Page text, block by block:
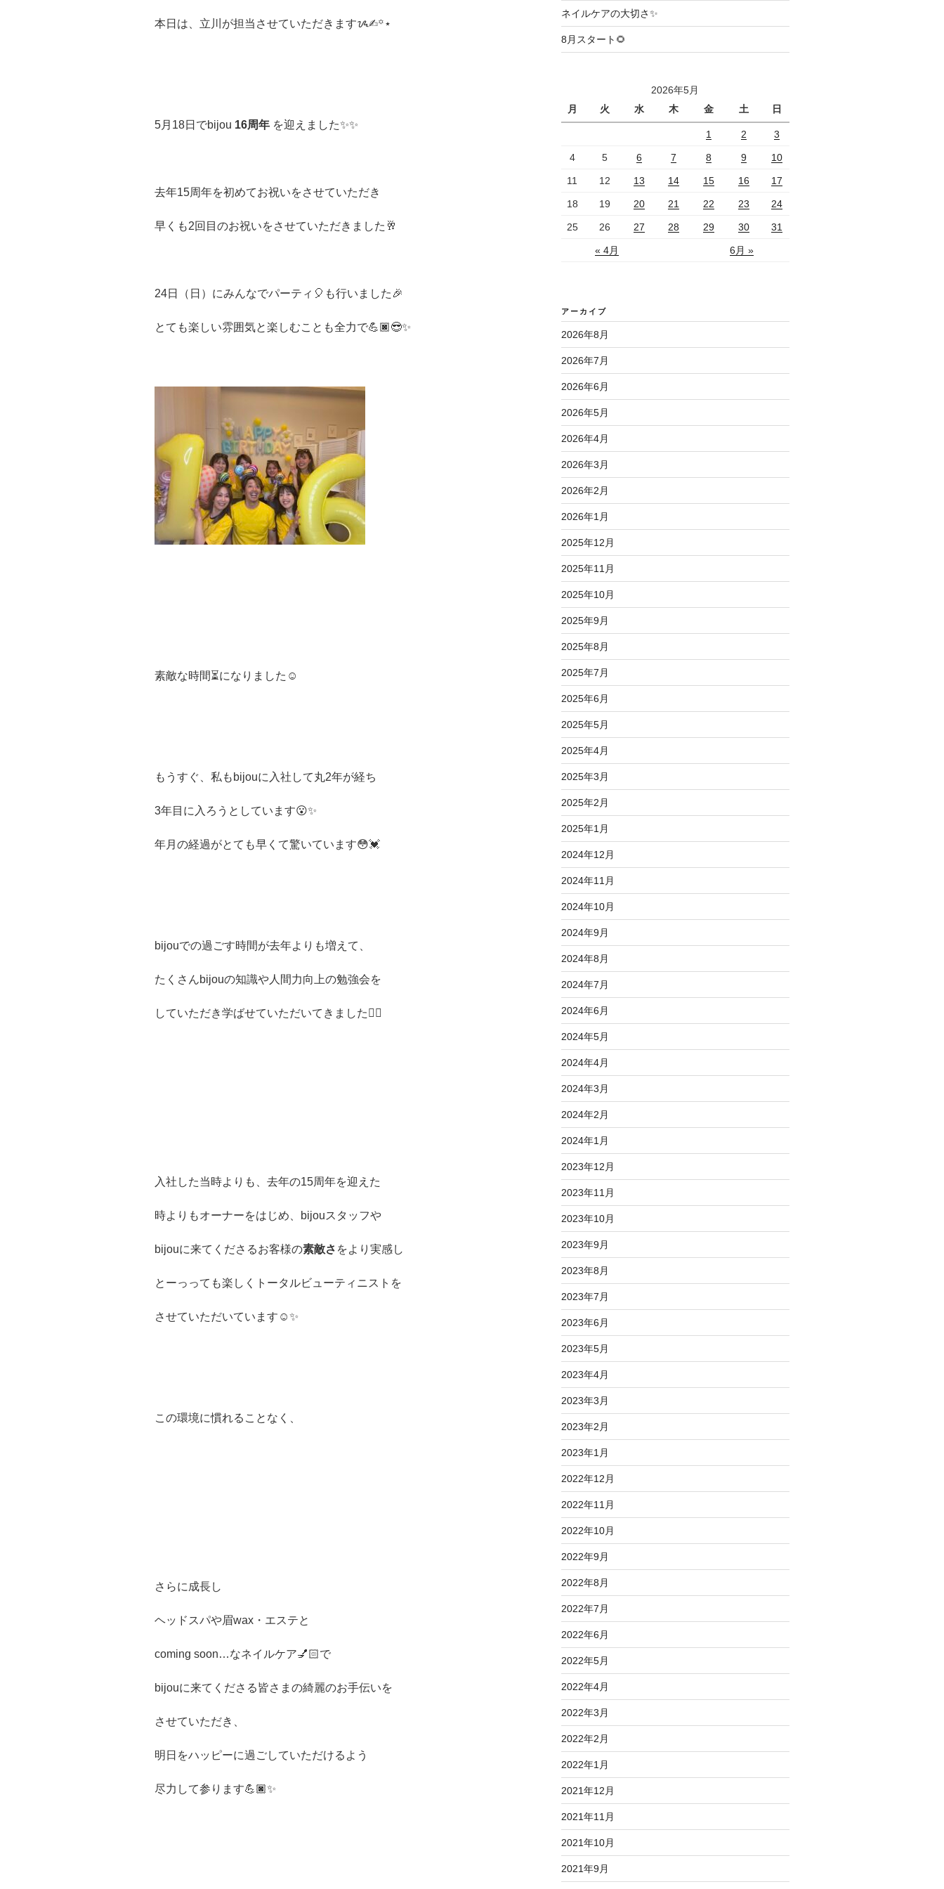
本日は、立川が担当させていただきますᝰ✍︎꙳⋆
5月18日でbijou 16周年 を迎えました✨✨
去年15周年を初めてお祝いをさせていただき
早くも2回目のお祝いをさせていただきました🥂
24日（日）にみんなでパーティ🎈も行いました🎉
とても楽しい雰囲気と楽しむことも全力で💪🏿😎✨
素敵な時間⏳になりました☺️
もうすぐ、私もbijouに入社して丸2年が経ち
3年目に入ろうとしています😮✨
年月の経過がとても早くて驚いています😳💓
bijouでの過ごす時間が去年よりも増えて、
たくさんbijouの知識や人間力向上の勉強会を
していただき学ばせていただいてきました✍🏻
入社した当時よりも、去年の15周年を迎えた
時よりもオーナーをはじめ、bijouスタッフや
bijouに来てくださるお客様の素敵さ をより実感し
とーっっても楽しくトータルビューティニストを
させていただいています☺️✨
この環境に慣れることなく、
さらに成長し
ヘッドスパや眉wax・エステと
coming soon…なネイルケア💅🏻で
bijouに来てくださる皆さまの綺麗のお手伝いを
させていただき、
明日をハッピーに過ごしていただけるよう
尽力して参ります💪🏿✨
ネイルケアの大切さ✨
8月スタート🌻
2026年5月
月
火 水 木 金 土 日
« 4月 6月 »
1 2 3
4 5 6 7 8 9 10
11 12 13 14 15 16 17
18 19 20 21 22 23 24
25 26 27 28 29 30 31
アーカイブ
2026年8月
2026年7月
2026年6月
2026年5月
2026年4月
2026年3月
2026年2月
2026年1月
2025年12月
2025年11月
2025年10月
2025年9月
2025年8月
2025年7月
2025年6月
2025年5月
2025年4月
2025年3月
2025年2月
2025年1月
2024年12月
2024年11月
2024年10月
2024年9月
2024年8月
2024年7月
2024年6月
2024年5月
2024年4月
2024年3月
2024年2月
2024年1月
2023年12月
2023年11月
2023年10月
2023年9月
2023年8月
2023年7月
2023年6月
2023年5月
2023年4月
2023年3月
2023年2月
2023年1月
2022年12月
2022年11月
2022年10月
2022年9月
2022年8月
2022年7月
2022年6月
2022年5月
2022年4月
2022年3月
2022年2月
2022年1月
2021年12月
2021年11月
2021年10月
2021年9月